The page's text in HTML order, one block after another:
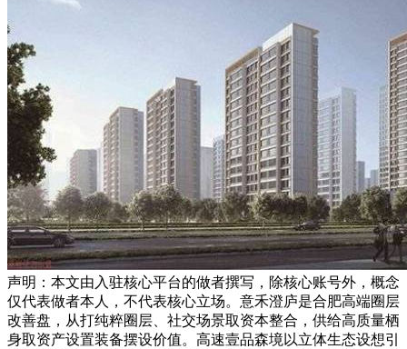
声明：本文由入驻核心平台的做者撰写，除核心账号外，概念
仅代表做者本人，不代表核心立场。意禾澄庐是合肥高端圈层
改善盘，从打纯粹圈层、社交场景取资本整合，供给高质量栖
身取资产设置装备摆设价值。高速壹品森境以立体生态设想引